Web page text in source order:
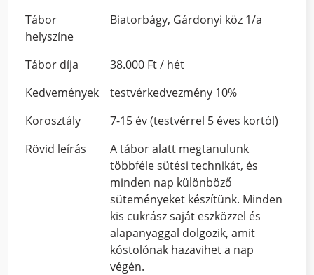
Tábor
helyszíne
Biatorbágy, Gárdonyi köz 1/a
Tábor díja
38.000 Ft / hét
Kedvemények
testvérkedvezmény 10%
Korosztály
7-15 év (testvérrel 5 éves kortól)
Rövid leírás
A tábor alatt megtanulunk
többféle sütési technikát, és
minden nap különböző
süteményeket készítünk. Minden
kis cukrász saját eszközzel és
alapanyaggal dolgozik, amit
kóstolónak hazavihet a nap
végén.